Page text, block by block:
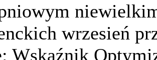
wrzesień
Wskaźnik